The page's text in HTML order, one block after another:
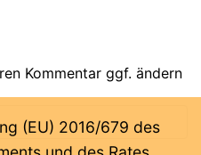
Kommentar ggf. ändern
(EU) 2016/679 des